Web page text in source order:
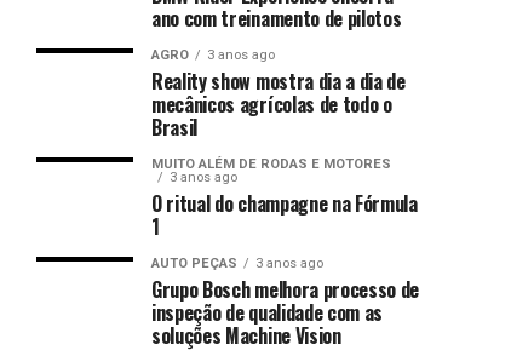
ano com treinamento de pilotos
AGRO 3 anos ago
Reality show mostra dia a dia de
mecânicos agrícolas de todo o
Brasil
MUITO ALÉM DE RODAS E MOTORES
3 anos ago
O ritual do champagne na Fórmula
1
AUTO PEÇAS 3 anos ago
Grupo Bosch melhora processo de
inspeção de qualidade com as
soluções Machine Vision